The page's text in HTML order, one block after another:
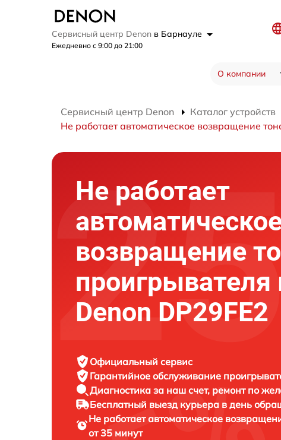
Сервисный центр Denon в Барнауле
Ежедневно с 9:00 до 21:00
О компании
Сервисный центр Denon Каталог устройств
Не работает автоматическое возвращение
Не работает
возвращение
проигрывателя
Denon DP29FE2
Официальный сервис
Гарантийное обслуживание
Диагностика за наш счет, ремонт по
Бесплатный выезд курьера в день
Не работает автоматическое
от 35 минут